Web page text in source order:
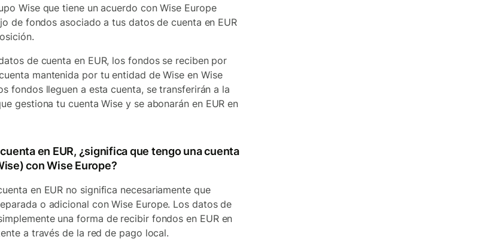
Wise que tiene un acuerdo con Wise Europe
de fondos asociado a tus datos de cuenta en EUR
de cuenta en EUR, los fondos se reciben por
mantenida por tu entidad de Wise en Wise
fondos lleguen a esta cuenta, se transferirán a la
gestiona tu cuenta Wise y se abonarán en EUR en
en EUR, ¿significa que tengo una cuenta
con Wise Europe?
en EUR no significa necesariamente que
o adicional con Wise Europe. Los datos de
una forma de recibir fondos en EUR en
a través de la red de pago local.